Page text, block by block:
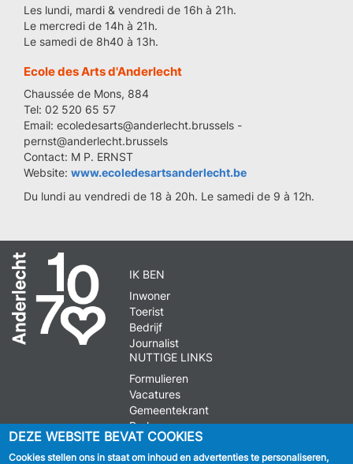
Les lundi, mardi & vendredi de 16h à 21h.
Le mercredi de 14h à 21h.
Le samedi de 8h40 à 13h.
Ecole des Arts d'Anderlecht
Chaussée de Mons, 884
Tel: 02 520 65 57
Email: ecoledesarts@anderlecht.brussels -
pernst@anderlecht.brussels
Contact: M P. ERNST
Website: www.ecoledesartsanderlecht.be
Du lundi au vendredi de 18 à 20h. Le samedi de 9 à 12h.
IK BEN
Inwoner
Toerist
Bedrijf
Journalist
NUTTIGE LINKS
Formulieren
Vacatures
Gemeentekrant
Parkeren
DEZE WEBSITE BEVAT COOKIES
Cookies stellen ons in staat om inhoud en advertenties te personaliseren,